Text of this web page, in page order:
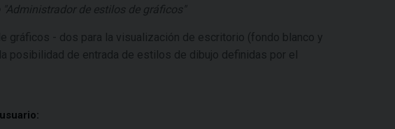
de estilos de gráficos"
gráficos - dos para la visualización de escritorio (fondo blanco y
posibilidad de entrada de estilos de dibujo definidas por el